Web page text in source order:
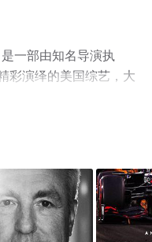
一部由知名导演执
彩演绎的美国综艺，大
费观看高清无删减完